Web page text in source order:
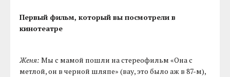
Первый фильм, который вы посмотрели в
кинотеатре
Женя: Мы с мамой пошли на стереофильм «Она с
метлой, он в черной шляпе» (вау, это было аж в 87-м),